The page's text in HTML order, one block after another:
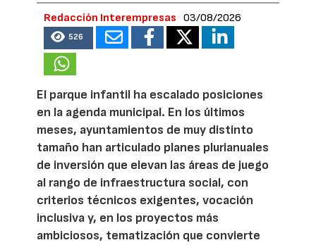
Redacción Interempresas 03/08/2026
526
El parque infantil ha escalado posiciones
en la agenda municipal. En los últimos
meses, ayuntamientos de muy distinto
tamaño han articulado planes plurianuales
de inversión que elevan las áreas de juego
al rango de infraestructura social, con
criterios técnicos exigentes, vocación
inclusiva y, en los proyectos más
ambiciosos, tematización que convierte